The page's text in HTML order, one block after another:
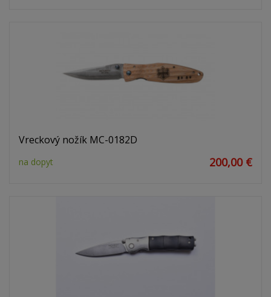
Vreckový nožík MC-0182D
na dopyt 200,00 €